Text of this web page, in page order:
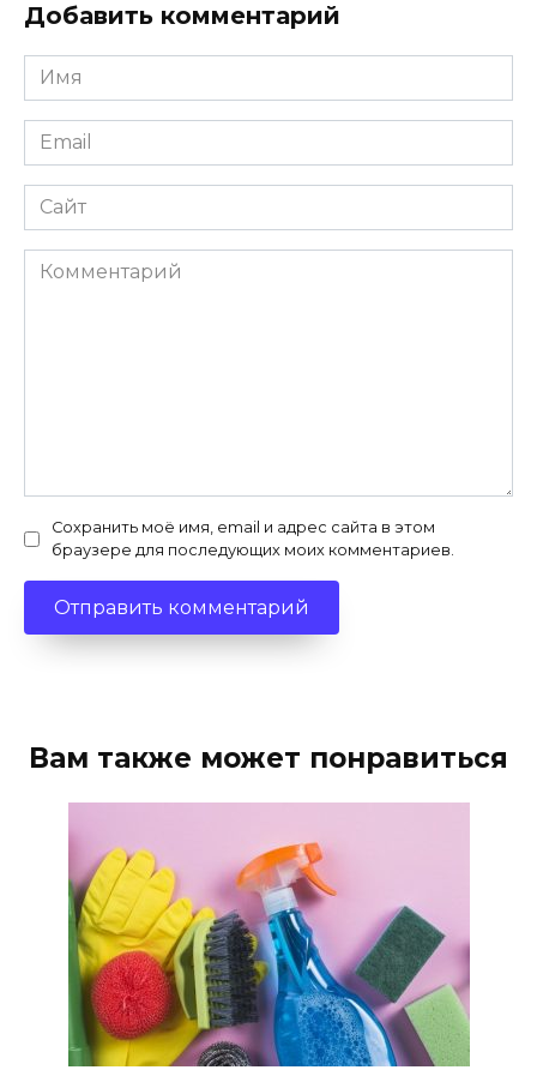
Добавить комментарий
Имя
Email
Сайт
Комментарий
Сохранить моё имя, email и адрес сайта в этом
браузере для последующих моих комментариев.
Вам также может понравиться